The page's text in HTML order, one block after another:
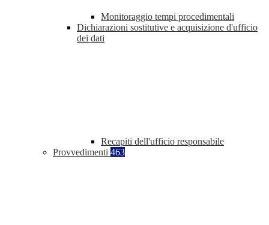
Monitoraggio tempi procedimentali
Dichiarazioni sostitutive e acquisizione d'ufficio
dei dati
Recapiti dell'ufficio responsabile
Provvedimenti 463